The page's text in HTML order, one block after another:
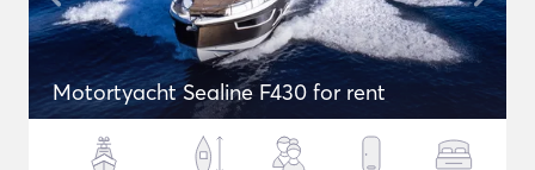
Motortyacht Sealine F430 for rent